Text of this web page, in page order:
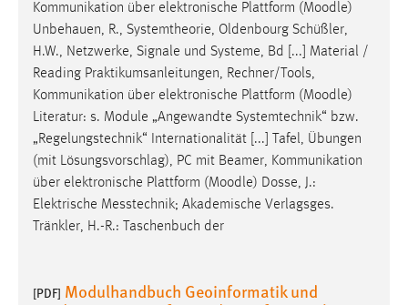
Kommunikation über elektronische Plattform (Moodle)
Unbehauen, R., Systemtheorie, Oldenbourg Schüßler,
H.W., Netzwerke, Signale und Systeme, Bd [...] Material /
Reading Praktikumsanleitungen, Rechner/Tools,
Kommunikation über elektronische Plattform (Moodle)
Literatur: s. Module „Angewandte Systemtechnik“ bzw.
„Regelungstechnik“ Internationalität [...] Tafel, Übungen
(mit Lösungsvorschlag), PC mit Beamer, Kommunikation
über elektronische Plattform (Moodle) Dosse, J.:
Elektrische Messtechnik; Akademische Verlagsges.
Tränkler, H.-R.: Taschenbuch der
[PDF] Modulhandbuch Geoinformatik und
MARKETING
Marketing Cookies werden von Drittanbietern
verwendet, um personalisierte Werbung anzuzeigen.
Sie tun dies, indem sie Besucher über Websites
hinweg verfolgen.
Google Ads
Name: